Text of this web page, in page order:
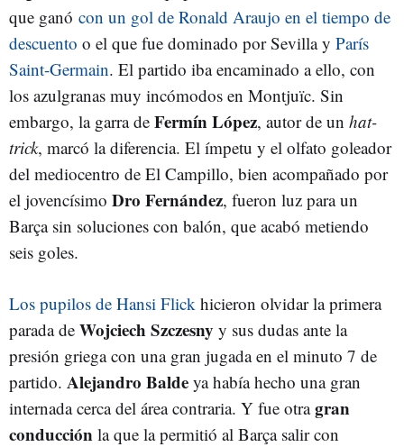
que ganó con un gol de Ronald Araujo en el tiempo de
descuento o el que fue dominado por Sevilla y París
Saint-Germain. El partido iba encaminado a ello, con
los azulgranas muy incómodos en Montjuïc. Sin
embargo, la garra de Fermín López, autor de un hat-
trick, marcó la diferencia. El ímpetu y el olfato goleador
del mediocentro de El Campillo, bien acompañado por
el jovencísimo Dro Fernández, fueron luz para un
Barça sin soluciones con balón, que acabó metiendo
seis goles.
Los pupilos de Hansi Flick hicieron olvidar la primera
parada de Wojciech Szczesny y sus dudas ante la
presión griega con una gran jugada en el minuto 7 de
partido. Alejandro Balde ya había hecho una gran
internada cerca del área contraria. Y fue otragran
conducción la que la permitió al Barça salir con